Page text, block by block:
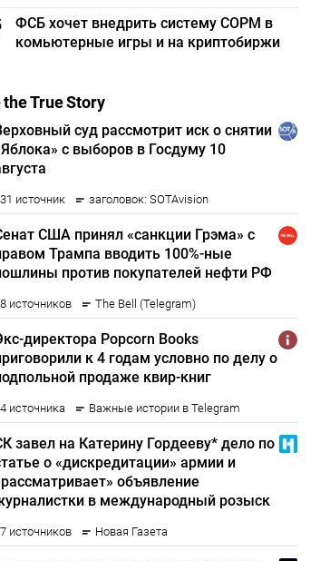
ФСБ хочет внедрить систему СОРМ в
комьютерные игры и на криптобиржи